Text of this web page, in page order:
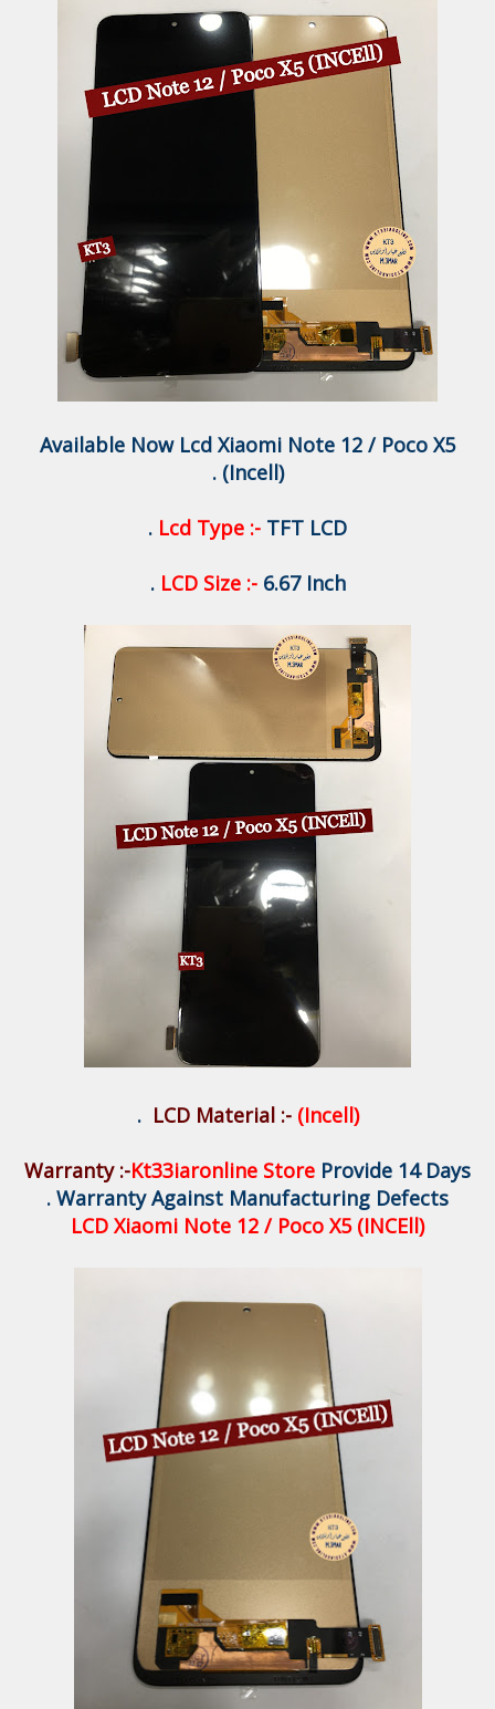
Available Now Lcd Xiaomi Note 12 / Poco X5
(Incell) .
Lcd Type :- TFT LCD .
LCD Size :-6.67 Inch .
LCD Material :- (Incell)
.
Warranty :-Kt33iaronline Store Provide 14 Days
Warranty Against Manufacturing Defects .
LCD Xiaomi Note 12 / Poco X5 (INCEll)